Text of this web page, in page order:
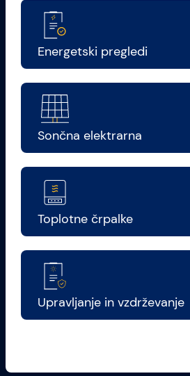
Energetski pregledi
Sončna elektrarna
Toplotne črpalke
Upravljanje in vzdrževanje